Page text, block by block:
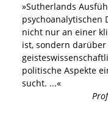
»Sutherlands
psychoanalytischen
nicht nur an einer
ist, sondern
politische Aspekte
sucht. ...«